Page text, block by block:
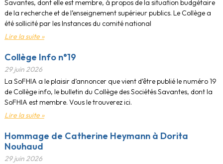
Savantes, dont elle est membre, à propos de la situation budgétaire
de la recherche et de l’enseignement supérieur publics. Le Collège a
été sollicité par les Instances du comité national
Lire la suite »
Collège Info n°19
29 juin 2026
La SoFHIA a le plaisir d’annoncer que vient d’être publié le numéro 19
de Collège info, le bulletin du Collège des Sociétés Savantes, dont la
SoFHIA est membre. Vous le trouverez ici.
Lire la suite »
Hommage de Catherine Heymann à Dorita
Nouhaud
29 juin 2026